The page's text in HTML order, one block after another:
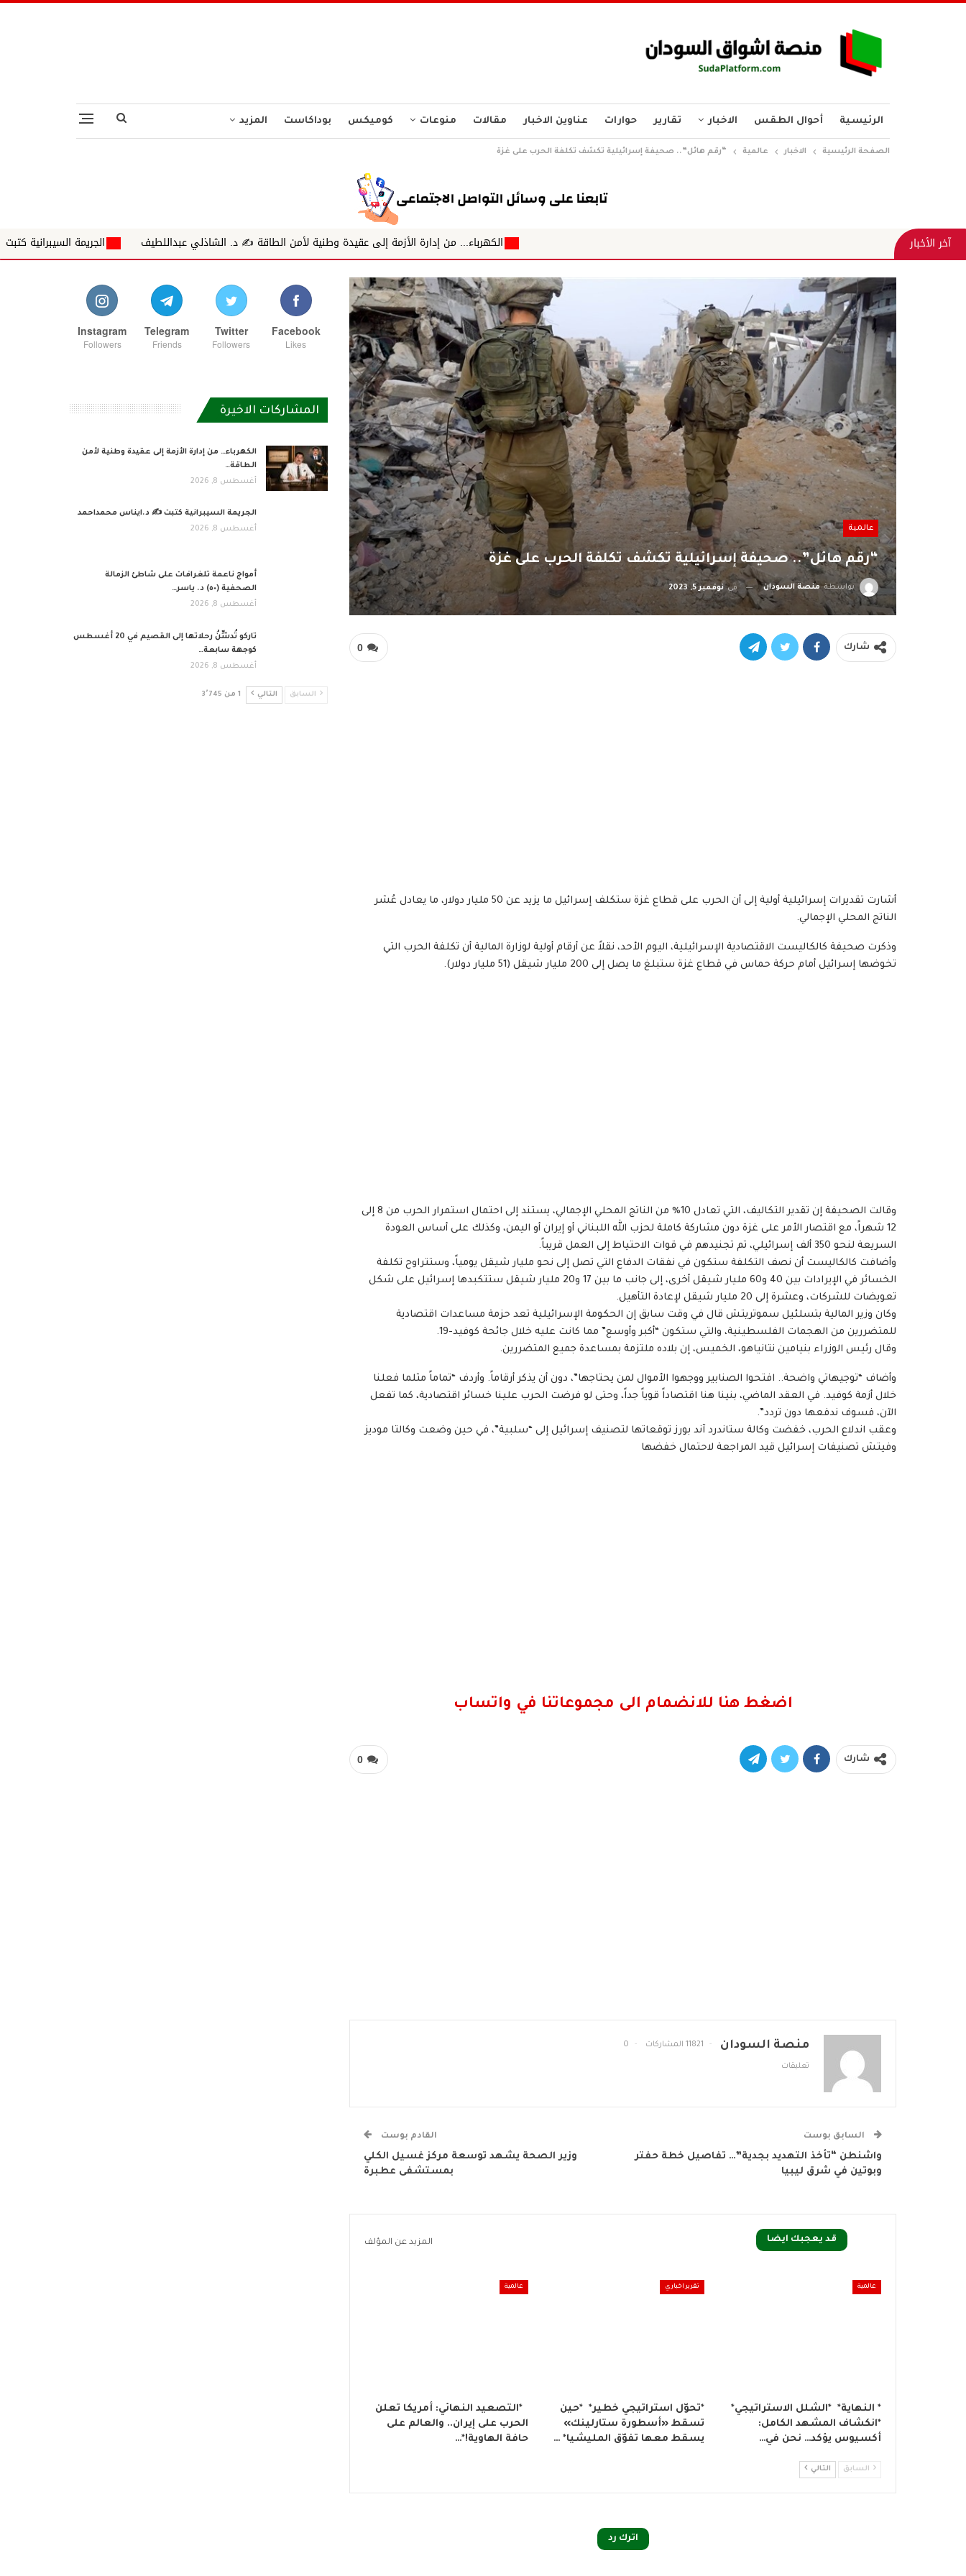
الرئيسية أحوال الطقس الاخبار تقارير حوارات عناوين الاخبار مقالات منوعات كوميكس بوداكاست المزيد
الصفحة الرئيسية الاخبار عالمية “رقم هائل”.. صحيفة إسرائيلية تكشف تكلفة الحرب على غزة
آخر الأخبار الكهرباء... من إدارة الأزمة إلى عقيدة وطنية لأمن الطاقة ✍️ د. الشاذلي عبداللطيف الجريمة السيبرانية كتبت ✍ د.ايناس محمداحمد
عالمية
“رقم هائل”.. صحيفة إسرائيلية تكشف تكلفة الحرب على غزة
بواسطةمنصة السودان فينوفمبر 5, 2023
0 شارك
أشارت تقديرات إسرائيلية أولية إلى أن الحرب على قطاع غزة ستكلف إسرائيل ما يزيد عن 50 مليار دولار، ما يعادل عُشر
الناتج المحلي الإجمالي.
وذكرت صحيفة كالكاليست الاقتصادية الإسرائيلية، اليوم الأحد، نقلاً عن أرقام أولية لوزارة المالية أن تكلفة الحرب التي
تخوضها إسرائيل أمام حركة حماس في قطاع غزة ستبلغ ما يصل إلى 200 مليار شيقل (51 مليار دولار).
وقالت الصحيفة إن تقدير التكاليف، التي تعادل 10% من الناتج المحلي الإجمالي، يستند إلى احتمال استمرار الحرب من 8 إلى
12 شهراً، مع اقتصار الأمر على غزة دون مشاركة كاملة لحزب الله اللبناني أو إيران أو اليمن، وكذلك على أساس العودة
السريعة لنحو 350 ألف إسرائيلي، تم تجنيدهم في قوات الاحتياط إلى العمل قريباً.
وأضافت كالكاليست أن نصف التكلفة ستكون في نفقات الدفاع التي تصل إلى نحو مليار شيقل يومياً، وستتراوح تكلفة
الخسائر في الإيرادات بين 40 و60 مليار شيقل أخرى، إلى جانب ما بين 17 و20 مليار شيقل ستتكبدها إسرائيل على شكل
تعويضات للشركات، وعشرة إلى 20 مليار شيقل لإعادة التأهيل.
وكان وزير المالية بتسلئيل سموتريتش قال في وقت سابق إن الحكومة الإسرائيلية تعد حزمة مساعدات اقتصادية
للمتضررين من الهجمات الفلسطينية، والتي ستكون “أكبر وأوسع” مما كانت عليه خلال جائحة كوفيد-19.
وقال رئيس الوزراء بنيامين نتانياهو، الخميس، إن بلاده ملتزمة بمساعدة جميع المتضررين.
وأضاف “توجيهاتي واضحة.. افتحوا الصنابير ووجهوا الأموال لمن يحتاجها”، دون أن يذكر أرقاماً. وأردف “تماماً مثلما فعلنا
خلال أزمة كوفيد. في العقد الماضي، بنينا هنا اقتصاداً قوياً جداً، وحتى لو فرضت الحرب علينا خسائر اقتصادية، كما تفعل
الآن، فسوف ندفعها دون تردد”.
وعقب اندلاع الحرب، خفضت وكالة ستاندرد آند بورز توقعاتها لتصنيف إسرائيل إلى “سلبية”، في حين وضعت وكالتا موديز
وفيتش تصنيفات إسرائيل قيد المراجعة لاحتمال خفضها
اضغط هنا للانضمام الى مجموعاتنا في واتساب
0 شارك
منصة السودان 11821 المشاركات 0
تعليقات
السابق بوست
واشنطن “تأخذ التهديد بجدية”… تفاصيل خطة حفتر
وبوتين في شرق ليبيا
القادم بوست
وزير الصحة يشهد توسعة مركز غسيل الكلي
بمستشفى عطبرة
قد يعجبك ايضا المزيد عن المؤلف
عالمية
* النهاية* *الشلل الاستراتيجي*
*انكشاف المشهد الكامل:
أكسيوس يؤكد… نحن في…
تقرير اخباري
*تحوّل استراتيجي خطير* *حين
تسقط «أسطورة ستارلينك»
يسقط معها تفوّق المليشيا* …
عالمية
‏ *التصعيد النهائي: أمريكا تعلن
الحرب على إيران.. والعالم على
حافة الهاوية!*…
السابق التالي
اترك رد
Facebook
Likes
Twitter
Followers
Telegram
Friends
Instagram
Followers
المشاركات الاخيرة
الكهرباء… من إدارة الأزمة إلى عقيدة وطنية لأمن
الطاقة…
أغسطس 8, 2026
الجريمة السيبرانية كتبت ✍ د.ايناس محمداحمد
أغسطس 8, 2026
أمواج ناعمة تلغرافات على شاطئ الزمالة
الصحفية (٥٠) د. ياسر…
أغسطس 8, 2026
تاركو تُدشِّنُ رحلاتها إلى القصيم في 20 أغسطس
كوجهة سابعة…
أغسطس 8, 2026
السابق التالي 1 من 3٬745